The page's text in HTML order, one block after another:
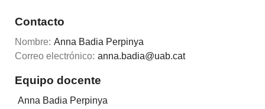
Contacto
Nombre: Anna Badia Perpinya
Correo electrónico: anna.badia@uab.cat
Equipo docente
Anna Badia Perpinya